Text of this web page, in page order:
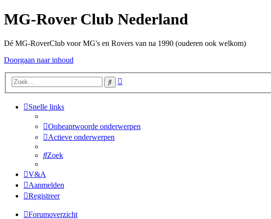
MG-Rover Club Nederland
Dé MG-RoverClub voor MG's en Rovers van na 1990 (ouderen ook welkom)
Doorgaan naar inhoud
Zoek
Snelle links
Onbeantwoorde onderwerpen
Actieve onderwerpen
Zoek
V&A
Aanmelden
Registreer
Forumoverzicht